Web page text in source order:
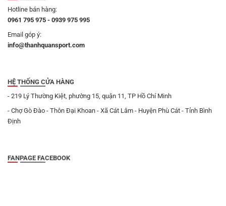
Hotline bán hàng:
0961 795 975 - 0939 975 995
Email góp ý:
info@thanhquansport.com
HỆ THỐNG CỬA HÀNG
- 219 Lý Thường Kiệt, phường 15, quận 11, TP Hồ Chí Minh
- Chợ Gò Đào - Thôn Đại Khoan - Xã Cát Lâm - Huyện Phù Cát - Tỉnh Bình
Định
FANPAGE FACEBOOK